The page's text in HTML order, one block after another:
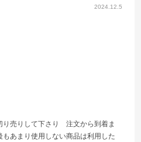
2024.12.5
り売りして下さり 注文から到着ま
あまり使用しない商品は利用した